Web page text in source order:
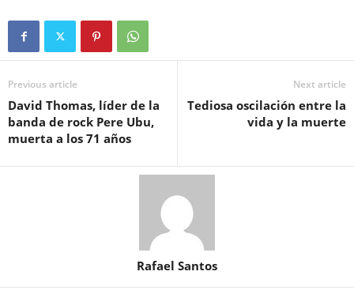
Previous article
David Thomas, líder de la
banda de rock Pere Ubu,
muerta a los 71 años
Next article
Tediosa oscilación entre la
vida y la muerte
Rafael Santos